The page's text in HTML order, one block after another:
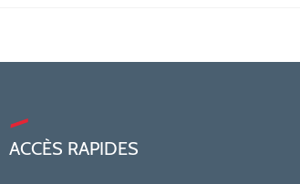
ACCÈS RAPIDES